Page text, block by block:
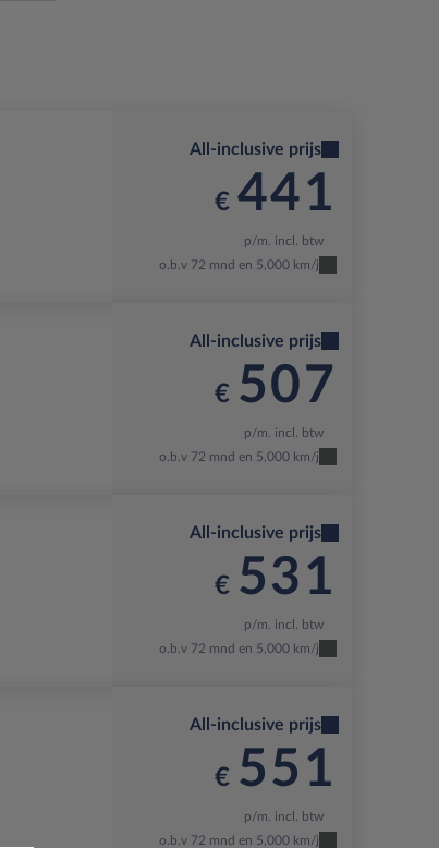
All-inclusive prijs
€ 441
p/m. incl. btw
o.b.v 72 mnd en 5,000 km/j
All-inclusive prijs
€ 507
p/m. incl. btw
o.b.v 72 mnd en 5,000 km/j
All-inclusive prijs
€ 531
p/m. incl. btw
o.b.v 72 mnd en 5,000 km/j
All-inclusive prijs
€ 551
p/m. incl. btw
o.b.v 72 mnd en 5,000 km/j